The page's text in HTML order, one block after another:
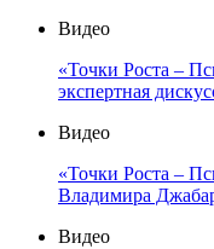
Видео
«Точки Роста –
экспертная
Видео
«Точки Роста –
Владимира
Видео